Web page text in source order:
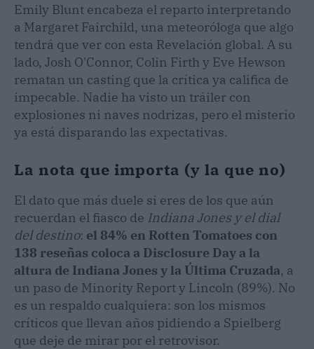
Emily Blunt encabeza el reparto interpretando
a Margaret Fairchild, una meteoróloga que algo
tendrá que ver con esta Revelación global. A su
lado, Josh O'Connor, Colin Firth y Eve Hewson
rematan un casting que la crítica ya califica de
impecable. Nadie ha visto un tráiler con
explosiones ni naves nodrizas, pero el misterio
ya está disparando las expectativas.
La nota que importa (y la que no)
El dato que más duele si eres de los que aún
recuerdan el fiasco de Indiana Jones y el dial
del destino: el 84% en Rotten Tomatoes con
138 reseñas coloca a Disclosure Day a la
altura de Indiana Jones y la Última Cruzada, a
un paso de Minority Report y Lincoln (89%). No
es un respaldo cualquiera: son los mismos
críticos que llevan años pidiendo a Spielberg
que deje de mirar por el retrovisor.